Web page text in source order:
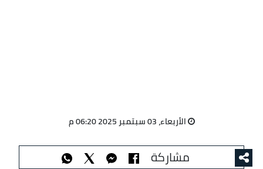
الأربعاء، 03 سبتمبر 2025 06:20 م
مشاركة